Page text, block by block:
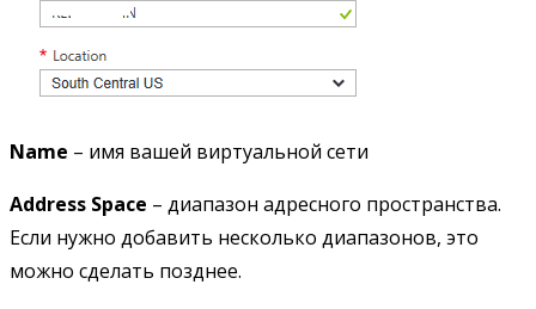
Name – имя вашей виртуальной сети
Address Space – диапазон адресного пространства.
Если нужно добавить несколько диапазонов, это
можно сделать позднее.